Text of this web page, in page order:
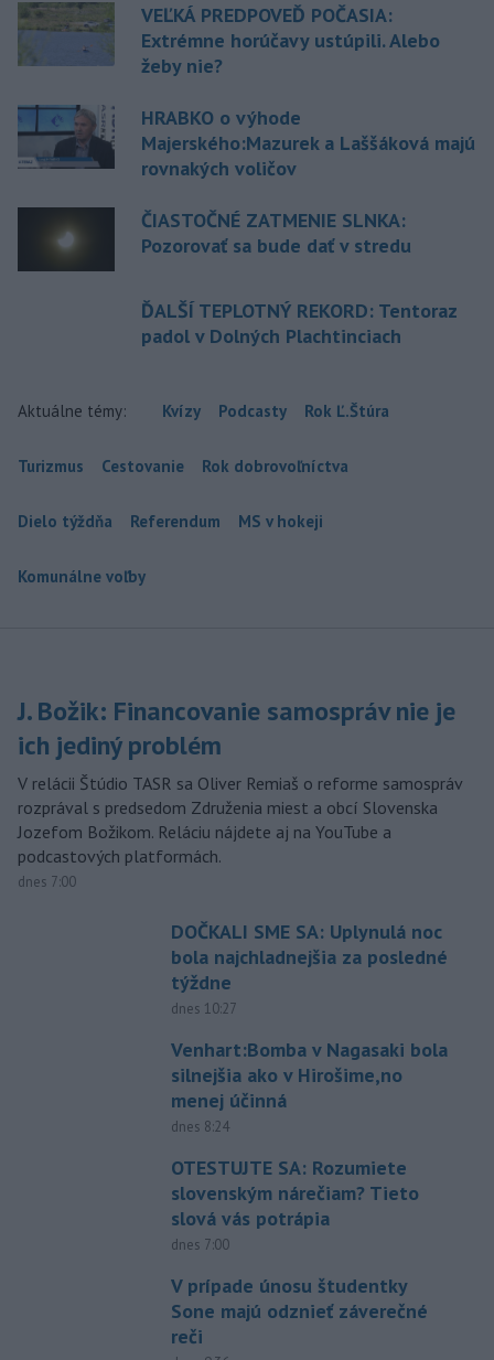
VEĽKÁ PREDPOVEĎ POČASIA:
Extrémne horúčavy ustúpili. Alebo
žeby nie?
HRABKO o výhode
Majerského:Mazurek a Laššáková majú
rovnakých voličov
ČIASTOČNÉ ZATMENIE SLNKA:
Pozorovať sa bude dať v stredu
ĎALŠÍ TEPLOTNÝ REKORD: Tentoraz
padol v Dolných Plachtinciach
Aktuálne témy: Kvízy Podcasty Rok Ľ.Štúra
Turizmus Cestovanie Rok dobrovoľníctva
Dielo týždňa Referendum MS v hokeji
Komunálne voľby
J. Božik: Financovanie samospráv nie je
ich jediný problém
V relácii Štúdio TASR sa Oliver Remiaš o reforme samospráv
rozprával s predsedom Združenia miest a obcí Slovenska
Jozefom Božikom. Reláciu nájdete aj na YouTube a
podcastových platformách.
dnes 7:00
DOČKALI SME SA: Uplynulá noc
bola najchladnejšia za posledné
týždne
dnes 10:27
Venhart:Bomba v Nagasaki bola
silnejšia ako v Hirošime,no
menej účinná
dnes 8:24
OTESTUJTE SA: Rozumiete
slovenským nárečiam? Tieto
slová vás potrápia
dnes 7:00
V prípade únosu študentky
Sone majú odznieť záverečné
reči